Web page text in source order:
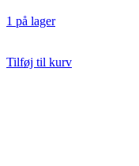
1 på lager
Tilføj til kurv